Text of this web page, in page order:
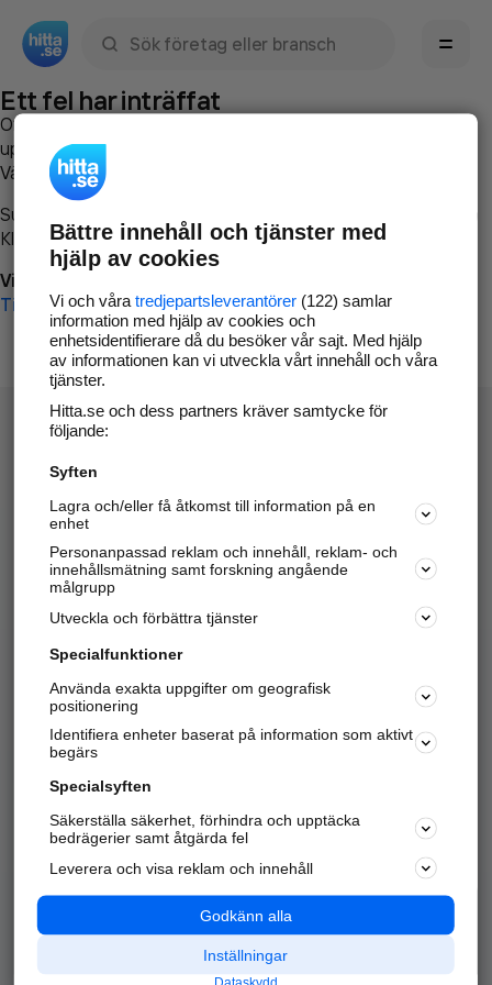
Ett fel har inträffat
Om du vill kan du
uppstod så att vi lättare och snabbare kan avhjälpa det.
Vänligen försök med följande:
Surfa till
Klicka påTillbaka-knappen i webbläsaren och försök igen
Vi beklagar besväret!
Till startsidan
Hitta.se - Gratis nummerupplysning.
Sök företag, personer och platser.
Hitta telefonnummer, adresser, företagsinfo mm.
Marknadsför företaget
Kom igång och annonsera mot
samarbetspartners nära dig.
Alla kategorier
Populära sökningar
API & Kartor
Annonsera
Integritet
Nödnummer
Bättre innehåll och tjänster med
hjälp av cookies
Vi och våra tredjepartsleverantörer(122) samlar
information med hjälp av cookies och
enhetsidentifierare då du besöker vår sajt. Med hjälp
av informationen kan vi utveckla vårt innehåll och våra
tjänster.
Hitta.se och dess partners kräver samtycke för
följande:
Syften
Lagra och/eller få åtkomst till information på en
enhet
Personanpassad reklam och innehåll, reklam- och
innehållsmätning samt forskning angående
målgrupp
Utveckla och förbättra tjänster
Specialfunktioner
Använda exakta uppgifter om geografisk
positionering
Identifiera enheter baserat på information som aktivt
begärs
Specialsyften
Säkerställa säkerhet, förhindra och upptäcka
bedrägerier samt åtgärda fel
Leverera och visa reklam och innehåll
Godkänn alla
Inställningar
Dataskydd